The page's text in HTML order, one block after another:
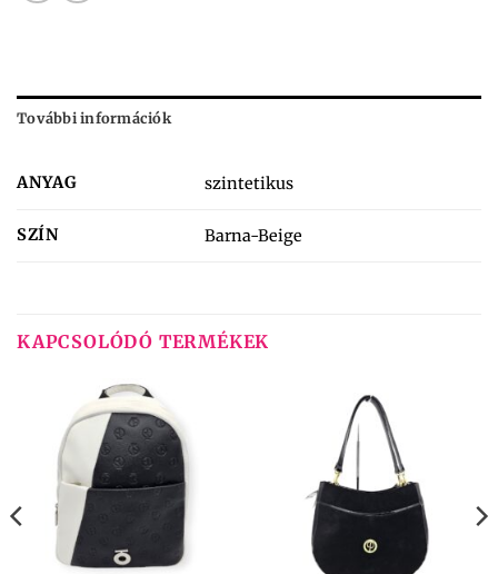
További információk
ANYAG szintetikus
SZÍN Barna-Beige
KAPCSOLÓDÓ TERMÉKEK